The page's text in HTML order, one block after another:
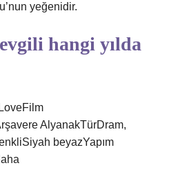
yeğenidir.
hangi yılda
AlyanakTürDram,
beyazYapım